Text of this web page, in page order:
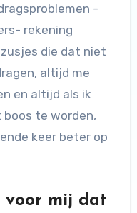
-
rekening
die dat niet
altijd me
en altijd als ik
te worden,
keer beter op
voor mij dat